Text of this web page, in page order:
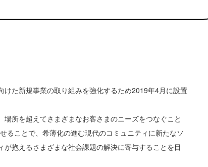
けた新規事業の取り組みを強化するため2019年4月に設置
所を超えてさまざまなお客さまのニーズをつなぐこと
ることで、希薄化の進む現代のコミュニティに新たなソ
が抱えるさまざまな社会課題の解決に寄与することを目